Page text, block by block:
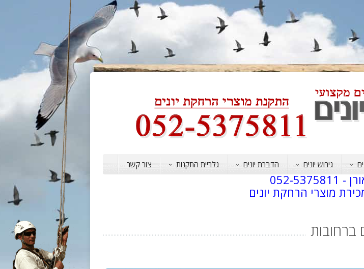
גירוש יונים הדברת יונים גלריית התקנות צור קשר
-
052-5375811
מוצרי הרחקת יונים
ברחובות